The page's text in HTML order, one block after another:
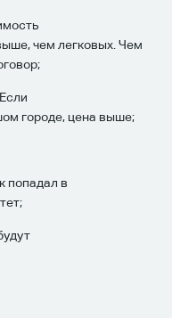
чем легковых. Чем
городе, цена выше;
попадал в